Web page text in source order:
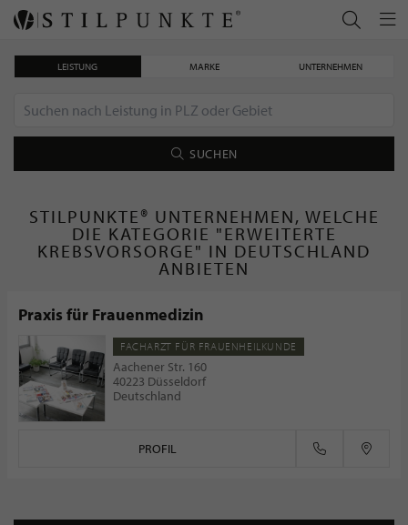
LEISTUNG MARKE UNTERNEHMEN
SUCHEN
STILPUNKTE® UNTERNEHMEN, WELCHE
DIE KATEGORIE "ERWEITERTE
KREBSVORSORGE" IN DEUTSCHLAND
ANBIETEN
Praxis für Frauenmedizin
FACHARZT FÜR FRAUENHEILKUNDE
Aachener Str. 160
40223 Düsseldorf
Deutschland
PROFIL